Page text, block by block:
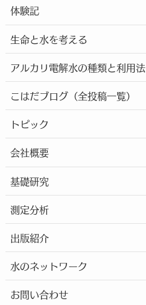
体験記
生命と水を考える
アルカリ電解水の種類と利用法
こはだブログ（全投稿一覧）
トピック
会社概要
基礎研究
測定分析
出版紹介
水のネットワーク
お問い合わせ